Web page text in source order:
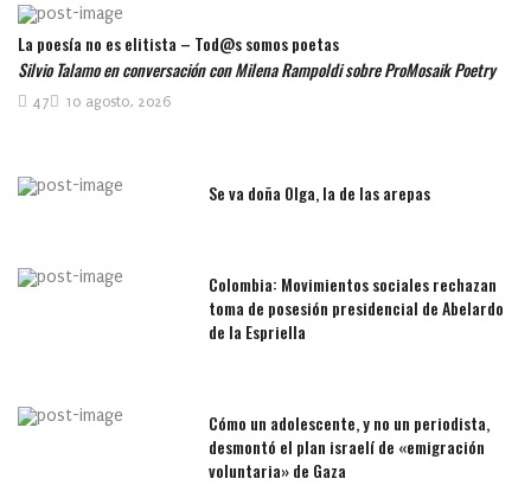
La poesía no es elitista – Tod@s somos poetas
Silvio Talamo en conversación con Milena Rampoldi sobre ProMosaik Poetry
10 agosto, 2026
47
Se va doña Olga, la de las arepas
Colombia: Movimientos sociales rechazan
toma de posesión presidencial de Abelardo
de la Espriella
Cómo un adolescente, y no un periodista,
desmontó el plan israelí de «emigración
voluntaria» de Gaza